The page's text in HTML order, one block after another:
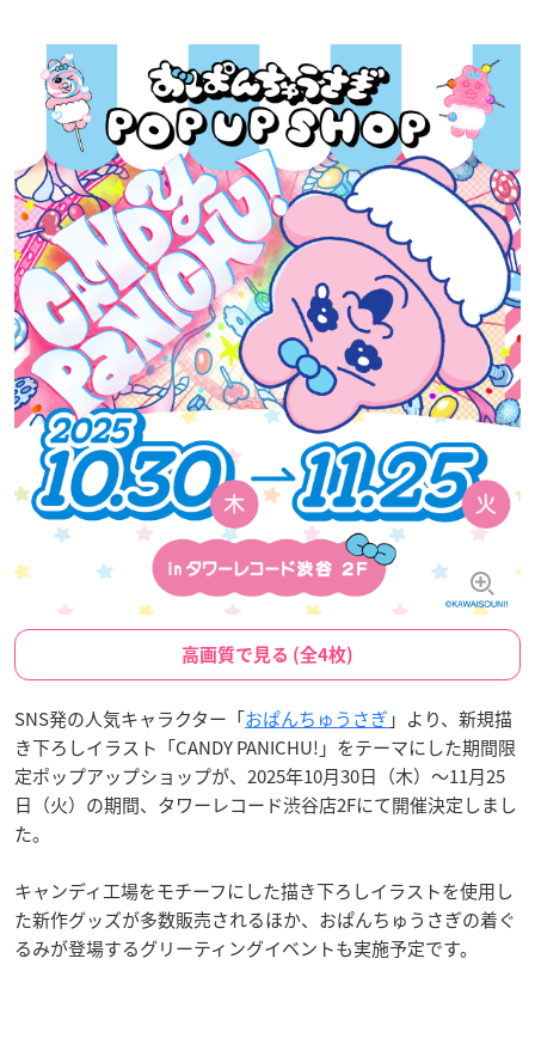
高画質で見る (全4枚)
SNS発の人気キャラクター「おぱんちゅうさぎ 」より、新規描
き下ろしイラスト「CANDY PANICHU!」をテーマにした期間限
定ポップアップショップが、2025年10月30日（木）～11月25
日（火）の期間、タワーレコード渋谷店2Fにて開催決定しまし
た。
キャンディ工場をモチーフにした描き下ろしイラストを使用し
た新作グッズが多数販売されるほか、おぱんちゅうさぎの着ぐ
るみが登場するグリーティングイベントも実施予定です。